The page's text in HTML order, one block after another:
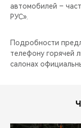
CHERY ДЛЯ ДЕТЕЙ
автомобилей –
РУС».
Подробности
телефону горячей
салонах